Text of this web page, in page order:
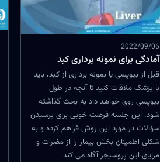
2022/09/06
آمادگی برای نمونه برداری کبد
قبل از بیوپسی یا نمونه برداری از کبد، باید
با پزشک ملاقات کنید تا آنچه در طول
بیوپسی روی خواهد داد به بحث گذاشته
شود. این جلسه فرصت خوبی برای پرسیدن
سؤالات در مورد این روش فراهم کرده و به
شکلی اطمینان بخش بیمار را از مضرات و
مزایای این پروسیجر آگاه می کند